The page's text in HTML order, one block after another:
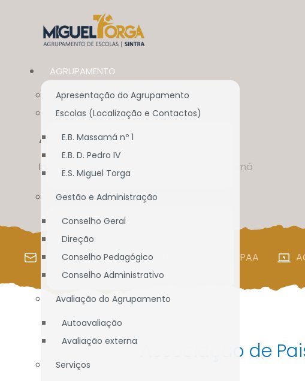
AGRUPAMENTO
Apresentação do Agrupamento
Escolas (Localização e Contactos)
E.B. Massamá nº 1
E.B. D. Pedro IV
E.S. Miguel Torga
Gestão e Administração
Conselho Geral
Direção
Conselho Pedagógico
Conselho Administrativo
Avaliação do Agrupamento
Autoavaliação
Avaliação externa
Serviços
APEE EB Nº 1 MASSAMÁ
Início // Ass. Pais/E.E. APEE EB nº 1 Massamá
WEBMAIL SIGE PAA
Associação de